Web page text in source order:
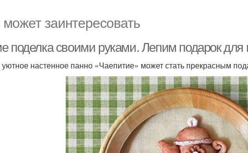
заинтересовать
поделка своими руками. Лепим подарок
настенное панно «Чаепитие» может стать прекрасным